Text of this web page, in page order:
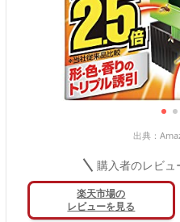
出典：
購入者のレビュ
楽天市場の
レビューを見る